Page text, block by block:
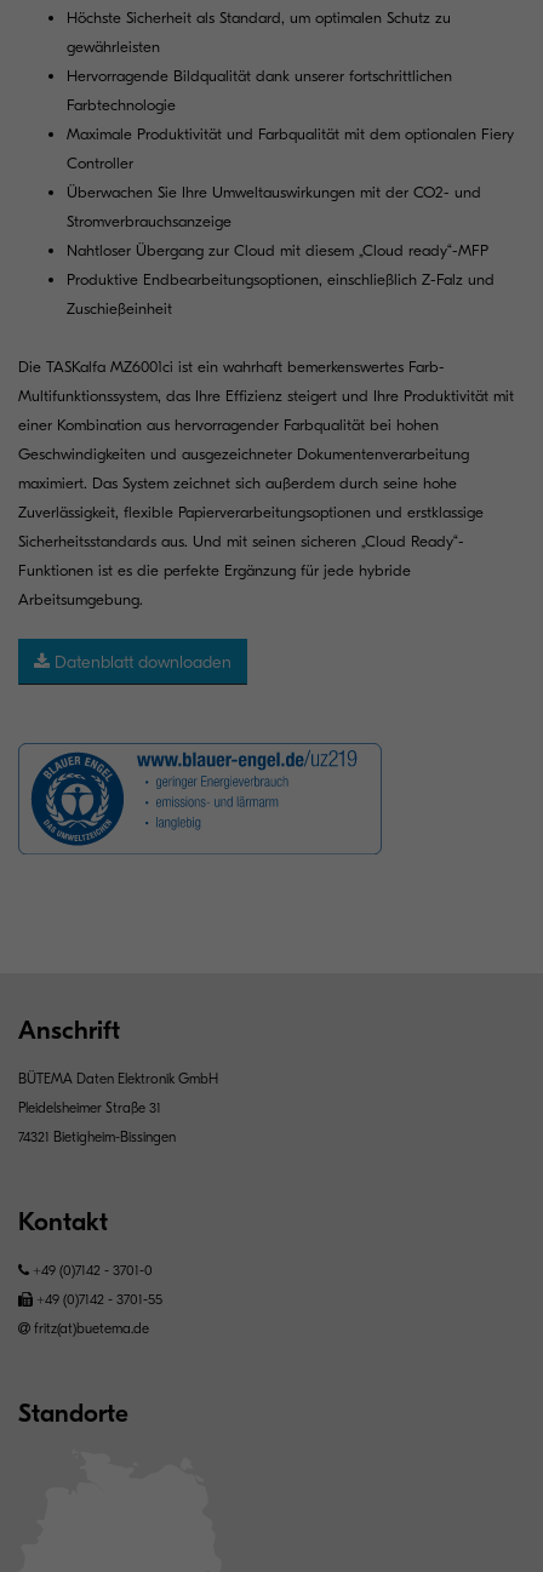
Höchste Sicherheit als Standard, um optimalen Schutz zu
gewährleisten
Hervorragende Bildqualität dank unserer fortschrittlichen
Farbtechnologie
Maximale Produktivität und Farbqualität mit dem optionalen Fiery
Controller
Überwachen Sie Ihre Umweltauswirkungen mit der CO2- und
Stromverbrauchsanzeige
Nahtloser Übergang zur Cloud mit diesem „Cloud ready“-MFP
Produktive Endbearbeitungsoptionen, einschließlich Z-Falz und
Zuschießeinheit
Die TASKalfa MZ6001ci ist ein wahrhaft bemerkenswertes Farb-
Multifunktionssystem, das Ihre Effizienz steigert und Ihre Produktivität mit
einer Kombination aus hervorragender Farbqualität bei hohen
Geschwindigkeiten und ausgezeichneter Dokumentenverarbeitung
maximiert. Das System zeichnet sich außerdem durch seine hohe
Zuverlässigkeit, flexible Papierverarbeitungsoptionen und erstklassige
Sicherheitsstandards aus. Und mit seinen sicheren „Cloud Ready“-
Funktionen ist es die perfekte Ergänzung für jede hybride
Arbeitsumgebung.
Datenblatt downloaden
Anschrift
BÜTEMA Daten Elektronik GmbH
Pleidelsheimer Straße 31
74321 Bietigheim-Bissingen
Kontakt
+49 (0)7142 - 3701-0
+49 (0)7142 - 3701-55
fritz(at)buetema.de
Standorte